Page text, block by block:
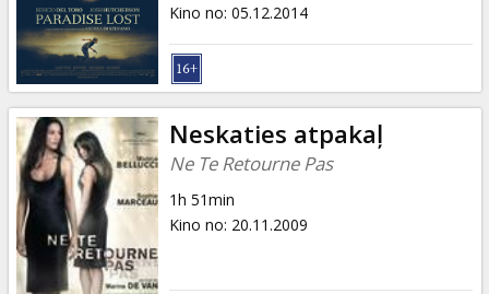
Kino no: 05.12.2014
Neskaties atpakaļ
Ne Te Retourne Pas
1h 51min
Kino no: 20.11.2009